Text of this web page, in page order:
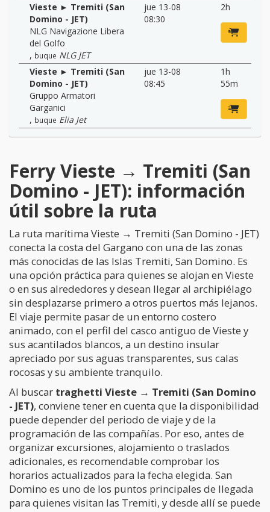
Vieste ► Tremiti (San
Domino - JET)
NLG Navigazione Libera
del Golfo
, buque NLG JET
jue 13-08
08:30
2h
Vieste ► Tremiti (San
Domino - JET)
Gruppo Armatori
Garganici
, buque Elia Jet
jue 13-08
08:45
1h
55m
Ferry Vieste → Tremiti (San
Domino - JET): información
útil sobre la ruta
La ruta marítima Vieste → Tremiti (San Domino - JET)
conecta la costa del Gargano con una de las zonas
más conocidas de las Islas Tremiti, San Domino. Es
una opción práctica para quienes se alojan en Vieste
o en sus alrededores y desean llegar al archipiélago
sin desplazarse primero a otros puertos más lejanos.
El viaje permite pasar de un entorno costero
animado, con el perfil del casco antiguo de Vieste y
sus acantilados blancos, a un destino insular
apreciado por sus aguas transparentes, sus calas
rocosas y su ambiente tranquilo.
Al buscar traghetti Vieste → Tremiti (San Domino
- JET), conviene tener en cuenta que la disponibilidad
puede depender del periodo de viaje y de la
programación de las compañías. Por eso, antes de
organizar excursiones, alojamiento o traslados
adicionales, es recomendable comprobar los
horarios actualizados para la fecha elegida. San
Domino es uno de los puntos principales de llegada
para quienes visitan las Tremiti, y desde allí se puede